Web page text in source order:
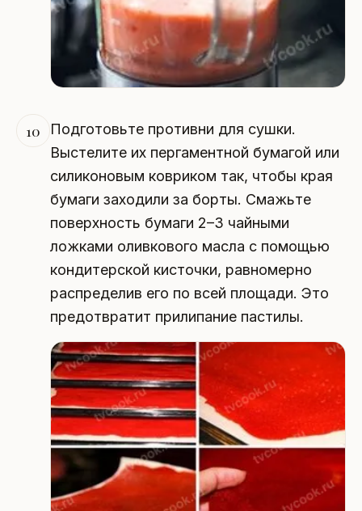
10 Подготовьте противни для сушки.
Выстелите их пергаментной бумагой или
силиконовым ковриком так, чтобы края
бумаги заходили за борты. Смажьте
поверхность бумаги 2–3 чайными
ложками оливкового масла с помощью
кондитерской кисточки, равномерно
распределив его по всей площади. Это
предотвратит прилипание пастилы.